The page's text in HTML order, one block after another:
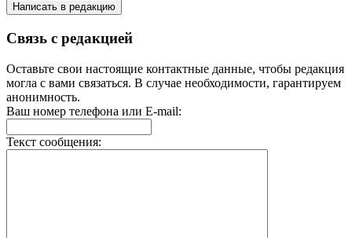
Написать в редакцию
Связь с редакцией
Оставьте свои настоящие контактные данные, чтобы редакция
могла с вами связаться. В случае необходимости, гарантируем
анонимность.
Ваш номер телефона или E-mail:
Текст сообщения: